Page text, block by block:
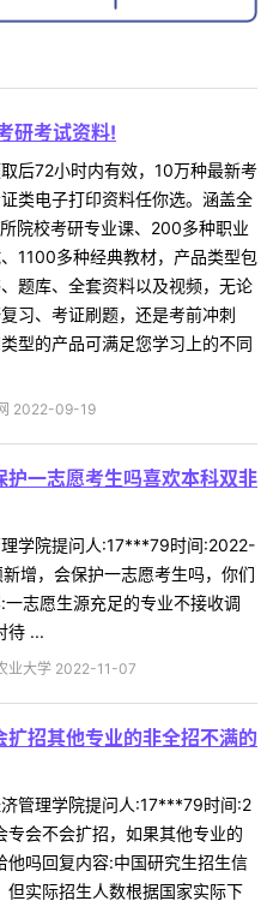
研考试资料!
后72小时内有效，10万种最新考
类电子打印资料任你选。涵盖全
院校考研专业课、200多种职业
1100多种经典教材，产品类型包
题库、全套资料以及视频，无论
习、考证刷题，还是考前冲刺
型的产品可满足您学习上的不同
2022-09-19
一志愿考生吗喜欢本科双非
学院提问人:17***79时间:2022-
增，会保护一志愿考生吗，你们
志愿生源充足的专业不接收调
待 ...
业大学 2022-11-07
招其他专业的非全招不满的
管理学院提问人:17***79时间:2
会不会扩招，如果其他专业的
吗回复内容:中国研究生招生信
但实际招生人数根据国家实际下